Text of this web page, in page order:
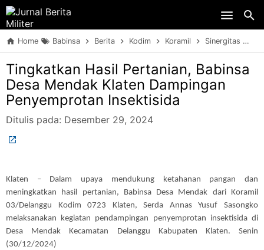
Home Babinsa Berita Kodim Koramil Sinergitas
Tingkatkan Hasil Pertanian, Babinsa
Desa Mendak Klaten Dampingan
Penyemprotan Insektisida
Ditulis pada: Desember 29, 2024
Klaten – Dalam upaya mendukung ketahanan pangan dan
meningkatkan hasil pertanian, Babinsa Desa Mendak dari Koramil
03/Delanggu Kodim 0723 Klaten, Serda Annas Yusuf Sasongko
melaksanakan kegiatan pendampingan penyemprotan insektisida di
Desa Mendak Kecamatan Delanggu Kabupaten Klaten. Senin
(30/12/2024)